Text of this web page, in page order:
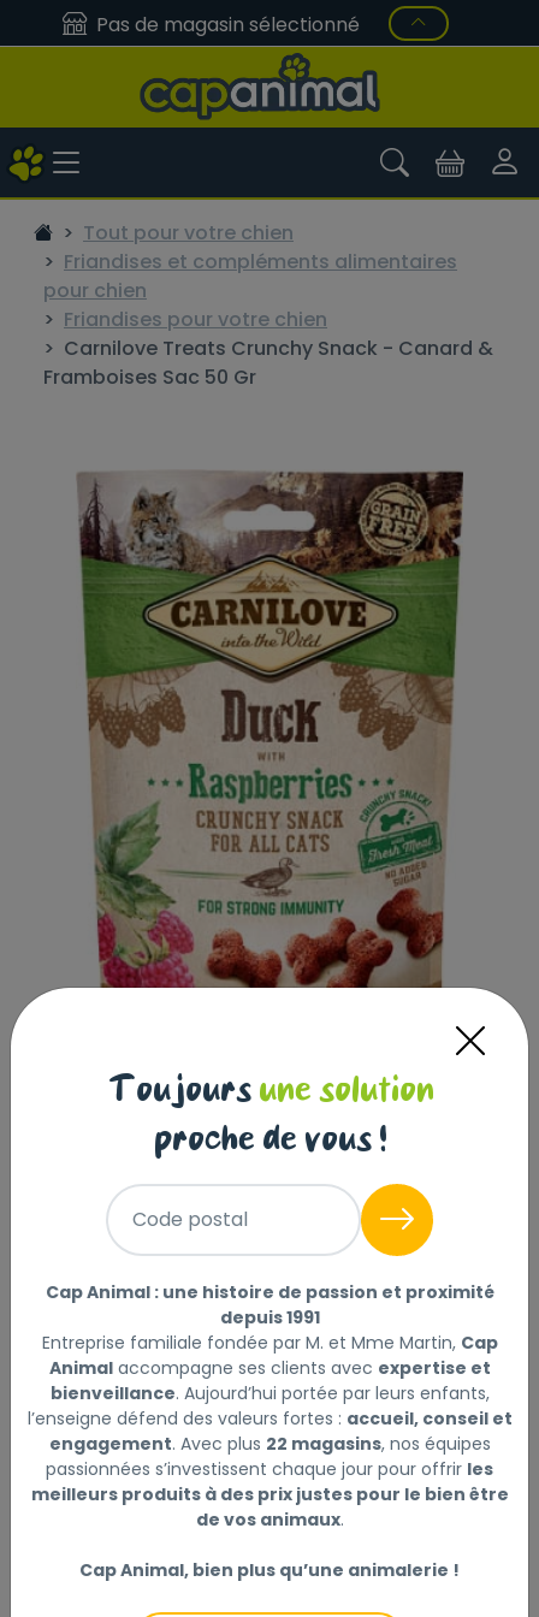
Pas de magasin sélectionné
Tout pour votre chien
Friandises et compléments alimentaires
pour chien
Friandises pour votre chien
Carnilove Treats Crunchy Snack - Canard &
Framboises Sac 50 Gr
Carnilove Treats Crunchy Snack -
Canard & Framboises Sac 50 Gr
Carnilove Treats Crunchy Snack - Canard &
Framboises Sac 50 GrLire la suite
Choisir mon magasin Sélectionner
Livraison à domicile (offerte dès
69€) :
Non disponible en ligne
Ce produit n'est disponible qu'en Click & Collect.
Veuillez sélectionner un magasin.
Toujours une solution
proche de vous !
Code postal
Cap Animal : une histoire de passion et proximité
depuis 1991
Entreprise familiale fondée par M. et Mme Martin, Cap
Animalaccompagne ses clients avec expertise et
bienveillance. Aujourd’hui portée par leurs enfants,
l’enseigne défend des valeurs fortes : accueil, conseil et
engagement. Avec plus 22 magasins, nos équipes
passionnées s’investissent chaque jour pour offrir les
meilleurs produits à des prix justes pour le bien être
de vos animaux.
Cap Animal, bien plus qu’une animalerie !